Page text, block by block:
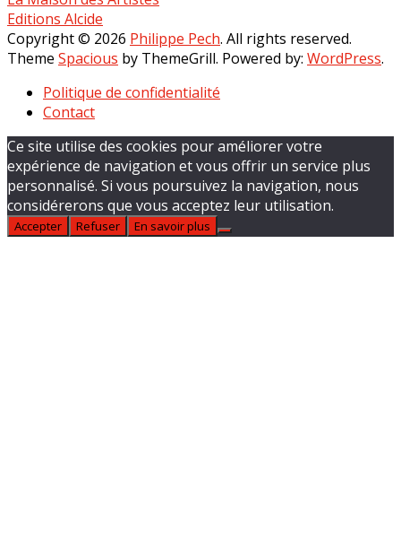
Editions Alcide
Copyright © 2026 Philippe Pech. All rights reserved.
Theme Spacious by ThemeGrill. Powered by: WordPress.
Politique de confidentialité
Contact
Ce site utilise des cookies pour améliorer votre
expérience de navigation et vous offrir un service plus
personnalisé. Si vous poursuivez la navigation, nous
considérerons que vous acceptez leur utilisation.
Accepter Refuser En savoir plus